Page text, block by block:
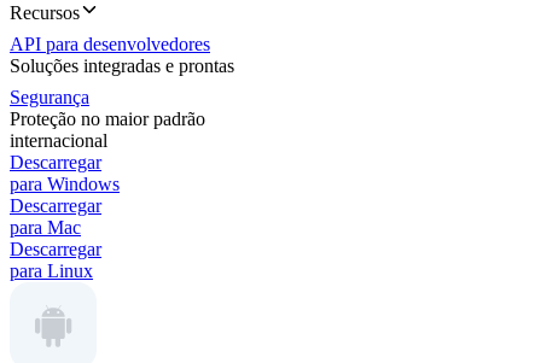
Recursos
API para desenvolvedores
Soluções integradas e prontas
Segurança
Proteção no maior padrão
internacional
Descarregar
para Windows
Descarregar
para Mac
Descarregar
para Linux